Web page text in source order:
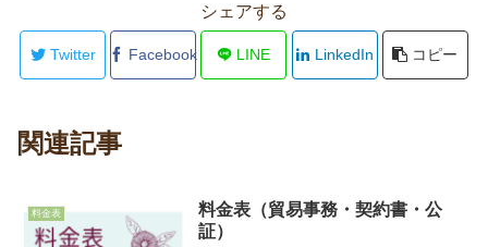
シェアする
Twitter Facebook LINE LinkedIn コピー
関連記事
料金表
料金表（貿易事務・契約書・公
証）